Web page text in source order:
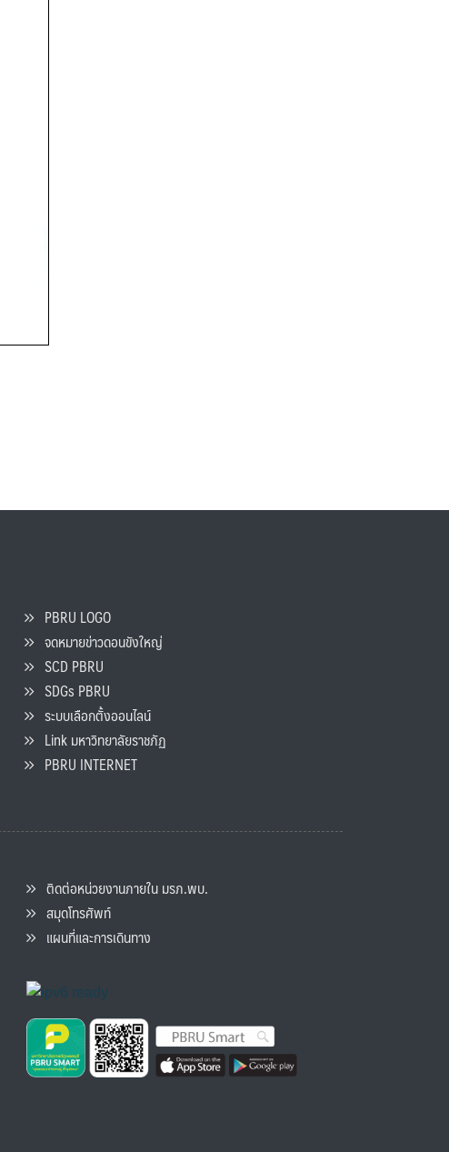
PBRU LOGO
จดหมายข่าวดอนขังใหญ่
SCD PBRU
SDGs PBRU
ระบบเลือกตั้งออนไลน์
Link มหาวิทยาลัยราชภัฏ
PBRU INTERNET
ติดต่อหน่วยงานภายใน มรภ.พบ.
สมุดโทรศัพท์
แผนที่และการเดินทาง